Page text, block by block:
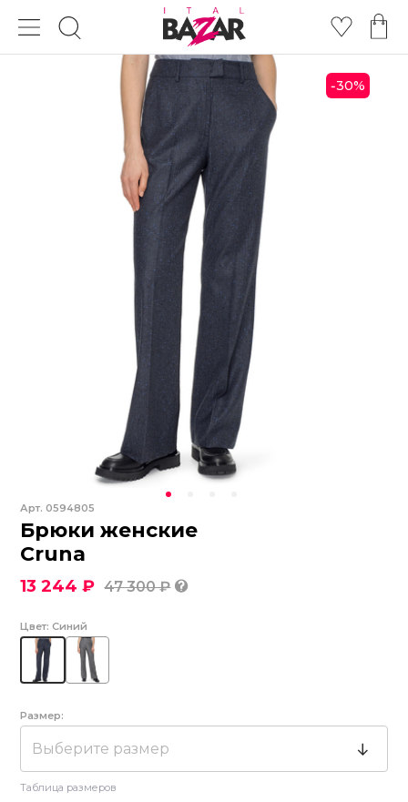
-30%
Арт.0594805
Брюки женские
Cruna
13 244 ₽ 47 300 ₽
Цвет: Синий
Размер:
Выберите размер
Таблица размеров